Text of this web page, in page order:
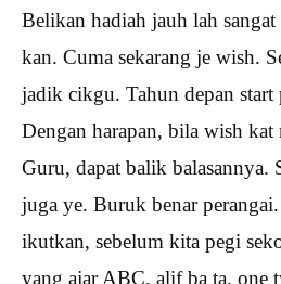
Belikan hadiah jauh lah
kan. Cuma sekarang je wish.
jadik cikgu. Tahun depan
Dengan harapan, bila wish kat
Guru, dapat balik balasannya.
juga ye. Buruk benar
ikutkan, sebelum kita pegi
yang ajar ABC, alif ba ta, one